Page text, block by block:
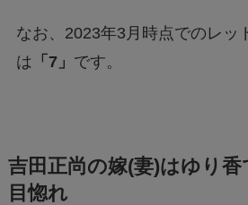
なお、2023年3月時点でのレッ
は 「7」 です。
吉田正尚の嫁(妻)はゆり
目惚れ